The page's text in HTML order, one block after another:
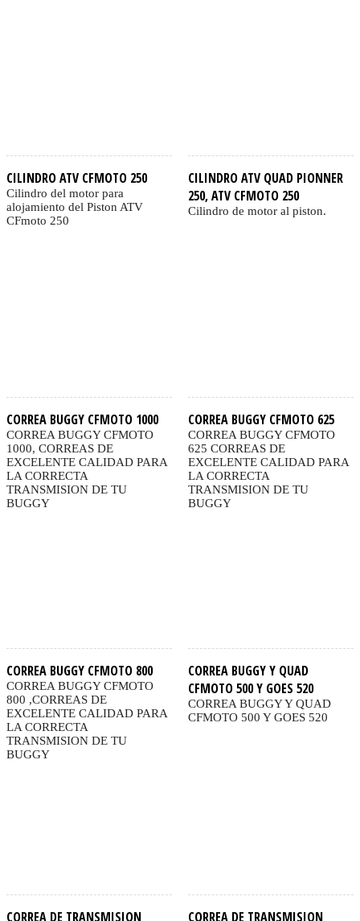
CILINDRO ATV CFMOTO 250
Cilindro del motor para
alojamiento del Piston ATV
CFmoto 250
CILINDRO ATV QUAD PIONNER
250, ATV CFMOTO 250
Cilindro de motor al piston.
CORREA BUGGY CFMOTO 1000
CORREA BUGGY CFMOTO
1000, CORREAS DE
EXCELENTE CALIDAD PARA
LA CORRECTA
TRANSMISION DE TU
BUGGY
CORREA BUGGY CFMOTO 625
CORREA BUGGY CFMOTO
625 CORREAS DE
EXCELENTE CALIDAD PARA
LA CORRECTA
TRANSMISION DE TU
BUGGY
CORREA BUGGY CFMOTO 800
CORREA BUGGY CFMOTO
800 ,CORREAS DE
EXCELENTE CALIDAD PARA
LA CORRECTA
TRANSMISION DE TU
BUGGY
CORREA BUGGY Y QUAD
CFMOTO 500 Y GOES 520
CORREA BUGGY Y QUAD
CFMOTO 500 Y GOES 520
CORREA DE TRANSMISION CORREA DE TRANSMISION